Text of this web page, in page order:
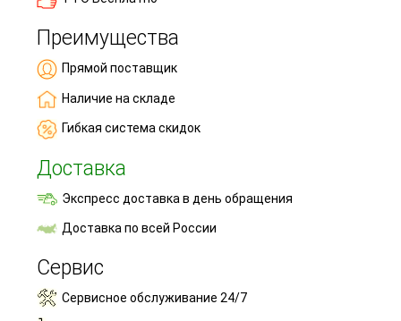
Преимущества
Прямой поставщик
Наличие на складе
Гибкая система скидок
Доставка
Экспресс доставка в день обращения
Доставка по всей России
Сервис
Сервисное обслуживание 24/7